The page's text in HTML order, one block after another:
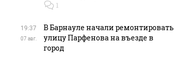
1
19:37
07 авг.
В Барнауле начали ремонтировать
улицу Парфенова на въезде в
город